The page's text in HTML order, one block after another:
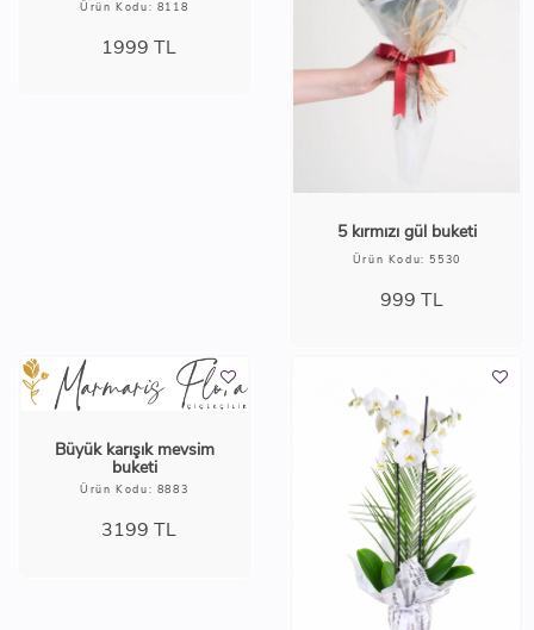
Alacalı ithal Mavi orkide
Ürün Kodu: 4373 41 ADET KIRMIZI GÜL
BUKETİ
Ürün Kodu: 4268
7999 TL
Pembe Gerbera ve
Papatya buketi
5 kırmızı gül buketi
Ürün Kodu: 5530